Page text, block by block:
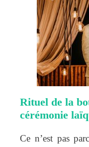
Rituel de la
cérémonie
Ce n’est pas